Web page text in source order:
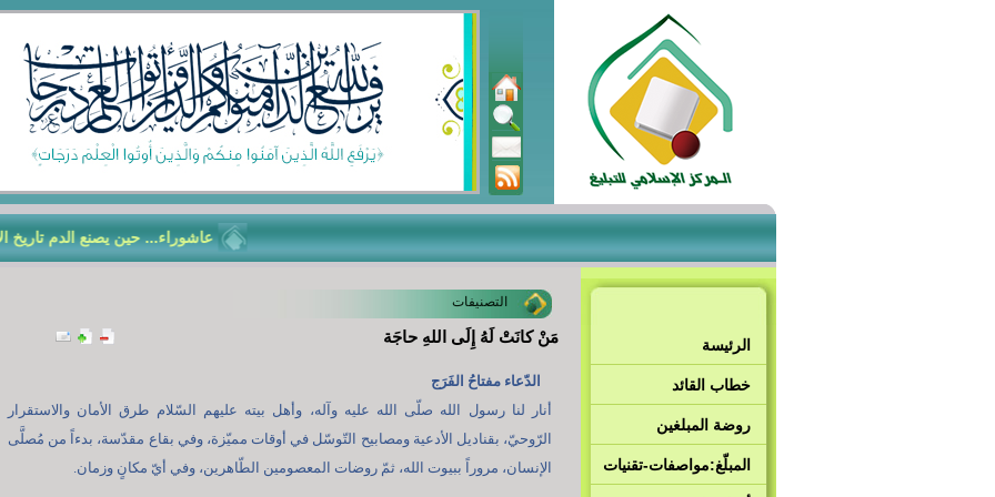
عاشوراء... حين يصنع الدم تاريخ الأمّة
الرئيسة
خطاب القائد
روضة المبلغين
المبلّغ:مواصفات-تقنيات
التصنيفات
مَنْ كانَتْ لَهُ إِلَى اللهِ حاجَة
الدّعاء مفتاحُ الفَرَج
أنار لنا رسول الله صلّى الله عليه وآله، وأهل بيته عليهم السّلام طرق الأمان والاستقرار
الرّوحيّ، بقناديل الأدعية ومصابيح التّوسّل في أوقات مميّزة، وفي بقاع مقدّسة، بدءاً من مُصلَّى
الإنسان، مروراً ببيوت الله، ثمّ روضات المعصومين الطّاهرين، وفي أيّ مكانٍ وزمان.